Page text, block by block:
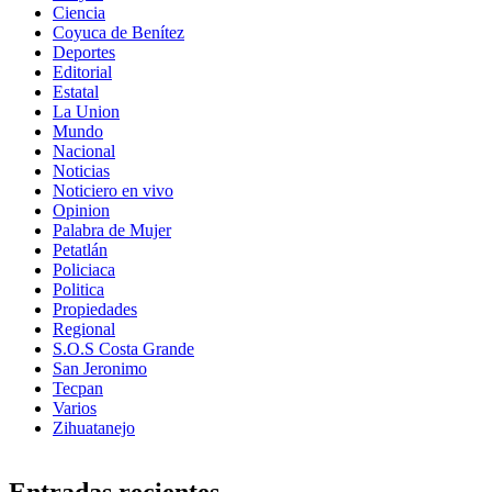
Ciencia
Coyuca de Benítez
Deportes
Editorial
Estatal
La Union
Mundo
Nacional
Noticias
Noticiero en vivo
Opinion
Palabra de Mujer
Petatlán
Policiaca
Politica
Propiedades
Regional
S.O.S Costa Grande
San Jeronimo
Tecpan
Varios
Zihuatanejo